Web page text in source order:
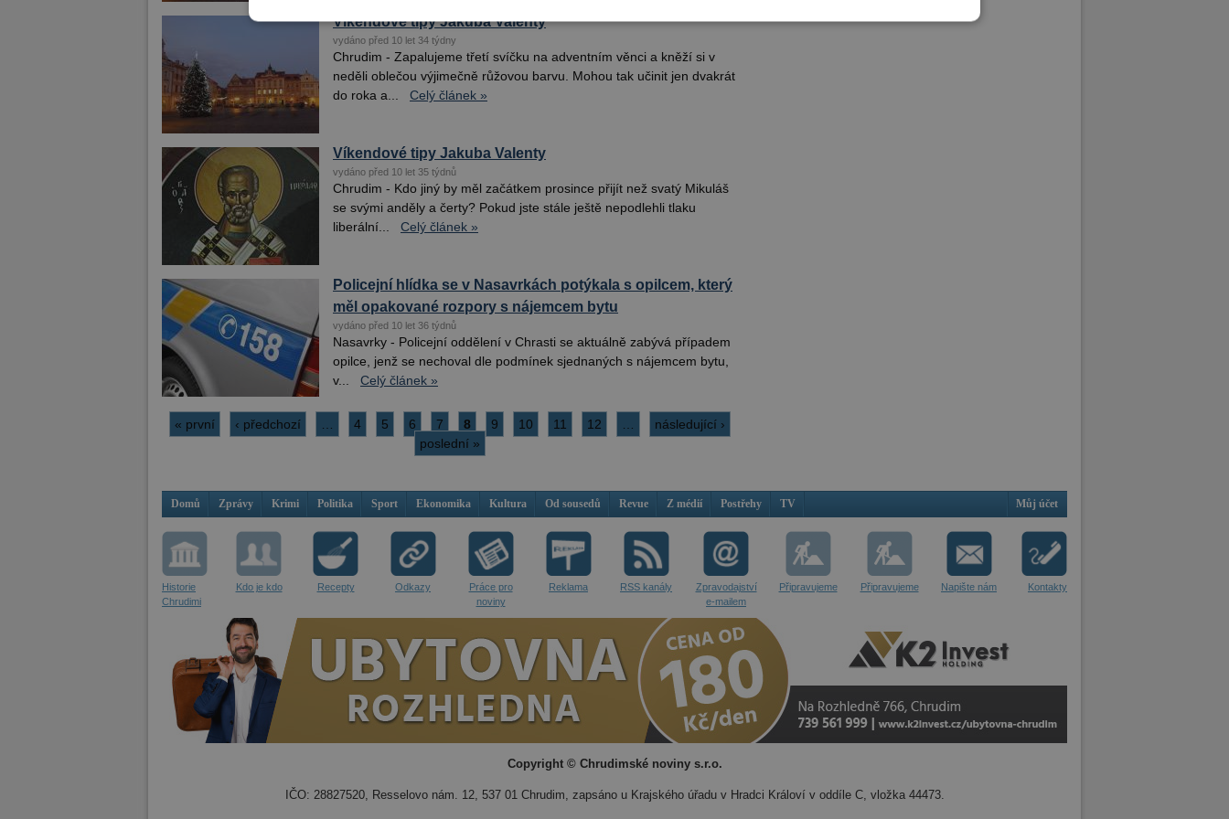
Víkendové tipy Jakuba Valenty
vydáno před 10 let 34 týdny
Chrudim - Zapalujeme třetí svíčku na adventním věnci a kněží si v
neděli oblečou výjimečně růžovou barvu. Mohou tak učinit jen dvakrát
do roka a...
Celý článek »
Víkendové tipy Jakuba Valenty
vydáno před 10 let 35 týdnů
Chrudim - Kdo jiný by měl začátkem prosince přijít než svatý Mikuláš
se svými anděly a čerty? Pokud jste stále ještě nepodlehli tlaku
liberální...
Celý článek »
Policejní hlídka se v Nasavrkách potýkala s opilcem, který
měl opakované rozpory s nájemcem bytu
vydáno před 10 let 36 týdnů
Nasavrky - Policejní oddělení v Chrasti se aktuálně zabývá případem
opilce, jenž se nechoval dle podmínek sjednaných s nájemcem bytu,
v...
Celý článek »
« první ‹ předchozí 4 5 6 7 8 9 10 11 12
následující ›
poslední »
Domů Zprávy Krimi Politika Sport Ekonomika Kultura Od sousedů Revue Z médií Postřehy TV Můj účet
Historie
Chrudimi
Kdo je kdo Recepty Odkazy
Práce pro
noviny
Reklama RSS kanály
Zpravodajství
e-mailem
Připravujeme Připravujeme Napište nám Kontakty
Copyright © Chrudimské noviny s.r.o.
IČO: 28827520, Resselovo nám. 12, 537 01 Chrudim, zapsáno u Krajského úřadu v Hradci Královí v oddíle C, vložka 44473.